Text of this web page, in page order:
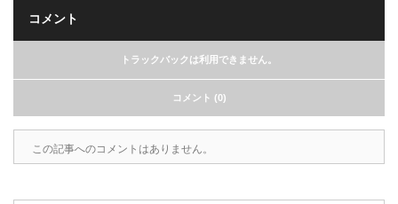
コメント
トラックバックは利用できません。
コメント (0)
この記事へのコメントはありません。